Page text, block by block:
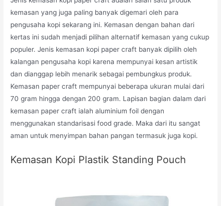
kemasan yang juga paling banyak digemari oleh para
pengusaha kopi sekarang ini. Kemasan dengan bahan dari
kertas ini sudah menjadi pilihan alternatif kemasan yang cukup
populer. Jenis kemasan kopi paper craft banyak dipilih oleh
kalangan pengusaha kopi karena mempunyai kesan artistik
dan dianggap lebih menarik sebagai pembungkus produk.
Kemasan paper craft mempunyai beberapa ukuran mulai dari
70 gram hingga dengan 200 gram. Lapisan bagian dalam dari
kemasan paper craft ialah aluminium foil dengan
menggunakan standarisasi food grade. Maka dari itu sangat
aman untuk menyimpan bahan pangan termasuk juga kopi.
Kemasan Kopi Plastik Standing Pouch